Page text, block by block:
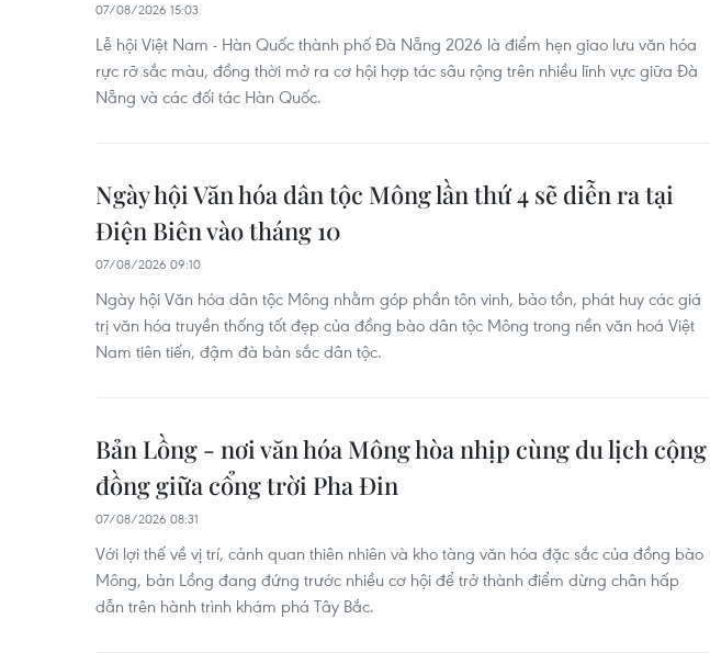
07/08/2026 15:03
Lễ hội Việt Nam - Hàn Quốc thành phố Đà Nẵng 2026 là điểm hẹn giao lưu văn hóa
rực rỡ sắc màu, đồng thời mở ra cơ hội hợp tác sâu rộng trên nhiều lĩnh vực giữa Đà
Nẵng và các đối tác Hàn Quốc.
Ngày hội Văn hóa dân tộc Mông lần thứ 4 sẽ diễn ra tại
Điện Biên vào tháng 10
07/08/2026 09:10
Ngày hội Văn hóa dân tộc Mông nhằm góp phần tôn vinh, bảo tồn, phát huy các giá
trị văn hóa truyền thống tốt đẹp của đồng bào dân tộc Mông trong nền văn hoá Việt
Nam tiên tiến, đậm đà bản sắc dân tộc.
Bản Lồng - nơi văn hóa Mông hòa nhịp cùng du lịch cộng
đồng giữa cổng trời Pha Đin
07/08/2026 08:31
Với lợi thế về vị trí, cảnh quan thiên nhiên và kho tàng văn hóa đặc sắc của đồng bào
Mông, bản Lồng đang đứng trước nhiều cơ hội để trở thành điểm dừng chân hấp
dẫn trên hành trình khám phá Tây Bắc.